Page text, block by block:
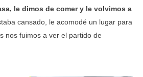
le dimos de comer y le volvimos a
cansado, le acomodé un lugar para
nos fuimos a ver el partido de